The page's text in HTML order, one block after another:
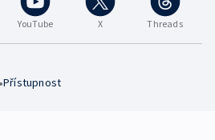
YouTube X Threads
Přístupnost